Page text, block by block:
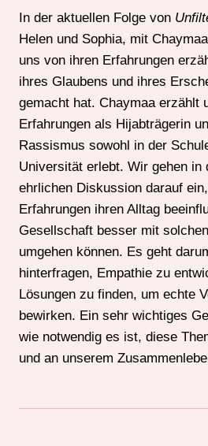
In der aktuellen Folge von
Helen und Sophia, mit
uns von ihren Erfahrungen
ihres Glaubens und ihres
gemacht hat. Chaymaa erzählt
Erfahrungen als Hijabträgerin
Rassismus sowohl in der
Universität erlebt. Wir gehen in
ehrlichen Diskussion darauf
Erfahrungen ihren Alltag
Gesellschaft besser mit
umgehen können. Es geht
hinterfragen, Empathie zu
Lösungen zu finden, um echte
bewirken. Ein sehr wichtiges
wie notwendig es ist, diese
und an unserem